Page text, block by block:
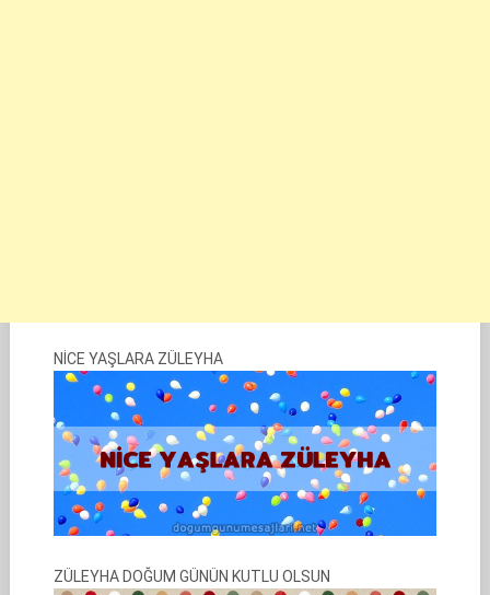
NİCE YAŞLARA ZÜLEYHA
ZÜLEYHA DOĞUM GÜNÜN KUTLU OLSUN